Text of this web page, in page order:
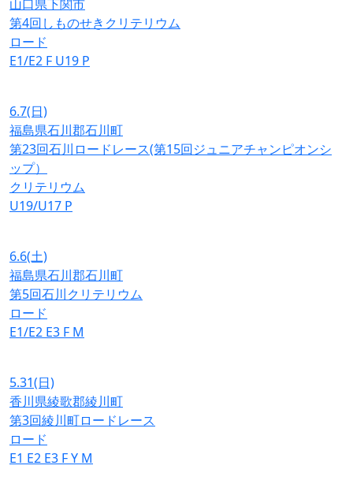
山口県下関市
第4回しものせきクリテリウム
ロード
E1/E2 F U19 P
6.7(日)
福島県石川郡石川町
第23回石川ロードレース(第15回ジュニアチャンピオンシ
ップ）
クリテリウム
U19/U17 P
6.6(土)
福島県石川郡石川町
第5回石川クリテリウム
ロード
E1/E2 E3 F M
5.31(日)
香川県綾歌郡綾川町
第3回綾川町ロードレース
ロード
E1 E2 E3 FY M